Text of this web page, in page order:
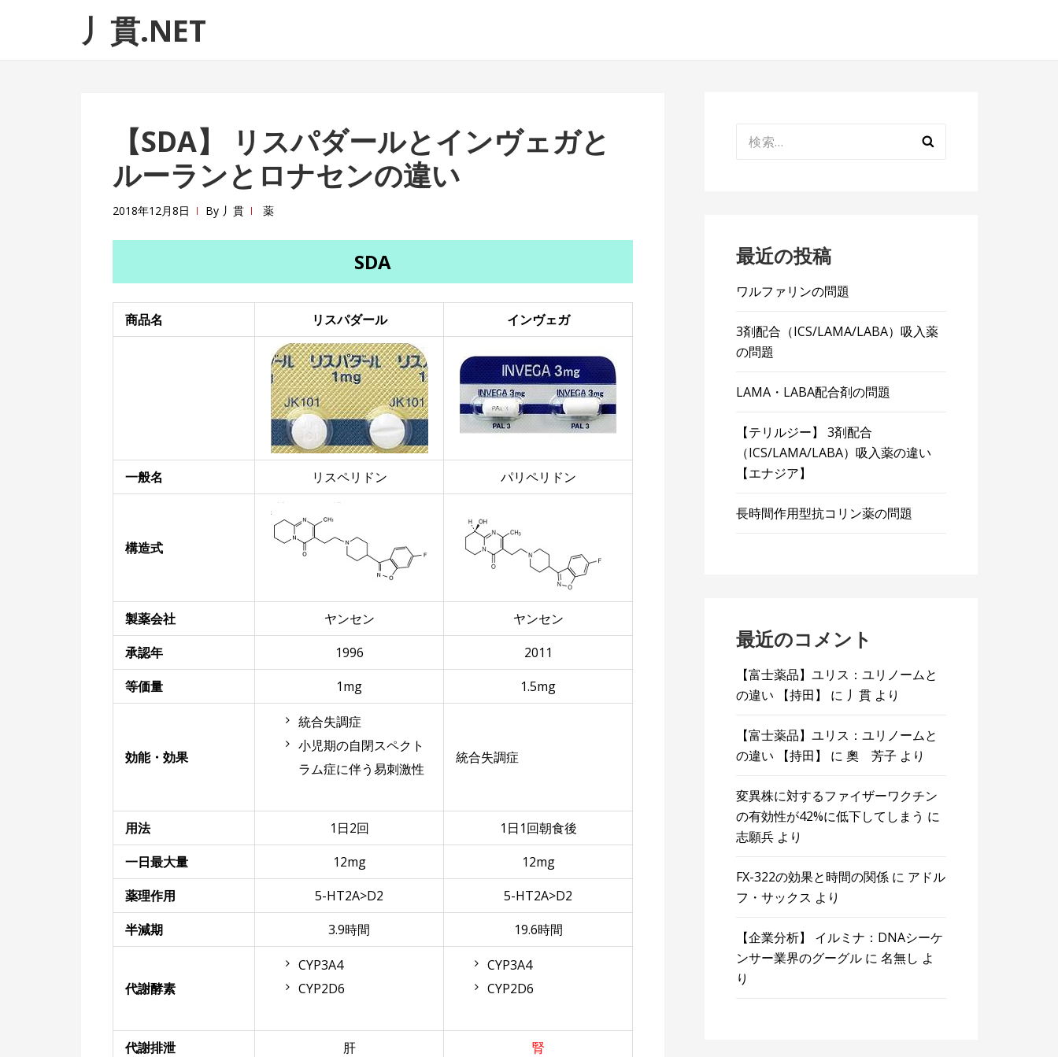
ゲ
テ丿貫.NET
【SDA】 リスパダールとインヴェガと
ルーランとロナセンの違い
2018年12月8日 By 丿貫 薬
SDA
商品名 リスパダール インヴェガ
一般名 リスペリドン パリペリドン
構造式
製薬会社 ヤンセン
ヤンセン
承認年
1996
2011
等価量
1mg 1.5mg
効能・効果
統合失調症
小児期の自閉スペクト
ラム症に伴う易刺激性
統合失調症
用法 1日2回
1日1回朝食後
一日最大量
12mg
12mg
薬理作用
5-HT2A>D2
5-HT2A>D2
半減期
3.9時間 19.6時間
代謝酵素
CYP3A4
CYP2D6
CYP3A4
CYP2D6
代謝排泄 肝 腎
索:
最近の投稿
ワルファリンの問題
3剤配合（ICS/LAMA/LABA）吸入薬
の問題
LAMA・LABA配合剤の問題
【テリルジー】 3剤配合
（ICS/LAMA/LABA）吸入薬の違い
【エナジア】
長時間作用型抗コリン薬の問題
最近のコメント
【富士薬品】ユリス：ユリノームと
の違い 【持田】
に 丿貫 より
【富士薬品】ユリス：ユリノームと
の違い 【持田】
に奧 芳子 より
変異株に対するファイザーワクチン
の有効性が42%に低下してしまう に
志願兵 より
FX-322の効果と時間の関係 に アドル
フ・サックス より
【企業分析】 イルミナ：DNAシーケ
ンサー業界のグーグル に名無し よ
り